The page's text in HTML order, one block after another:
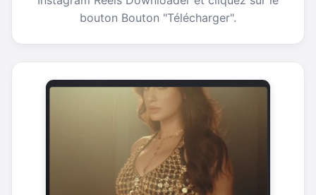
bouton Bouton "Télécharger".